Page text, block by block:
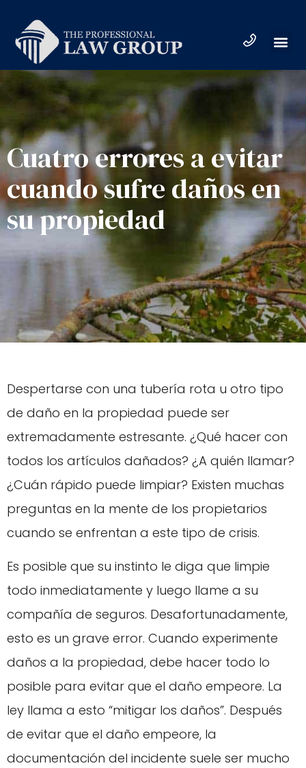
Cuatro errores a evitar
cuando sufre daños en
su propiedad
Despertarse con una tubería rota u otro tipo
de daño en la propiedad puede ser
extremadamente estresante. ¿Qué hacer con
todos los artículos dañados? ¿A quién llamar?
¿Cuán rápido puede limpiar? Existen muchas
preguntas en la mente de los propietarios
cuando se enfrentan a este tipo de crisis.
Es posible que su instinto le diga que limpie
todo inmediatamente y luego llame a su
compañía de seguros. Desafortunadamente,
esto es un grave error. Cuando experimente
daños a la propiedad, debe hacer todo lo
posible para evitar que el daño empeore. La
ley llama a esto “mitigar los daños”. Después
de evitar que el daño empeore, la
documentación del incidente suele ser mucho